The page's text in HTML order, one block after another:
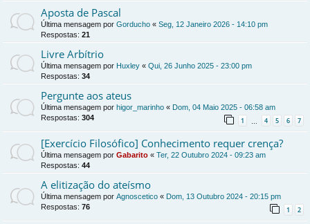
Aposta de Pascal
Última mensagem por Gorducho « Seg, 12 Janeiro 2026 - 14:10 pm
Respostas: 21
Livre Arbítrio
Última mensagem por Huxley « Qui, 26 Junho 2025 - 23:00 pm
Respostas: 34
Pergunte aos ateus
Última mensagem por higor_marinho « Dom, 04 Maio 2025 - 06:58 am
Respostas: 304 1 4 5 6 7
[Exercício Filosófico] Conhecimento requer crença?
Última mensagem por Gabarito « Ter, 22 Outubro 2024 - 09:23 am
Respostas: 44
A elitização do ateísmo
Última mensagem por Agnoscetico « Dom, 13 Outubro 2024 - 20:15 pm
Respostas: 76 1 2